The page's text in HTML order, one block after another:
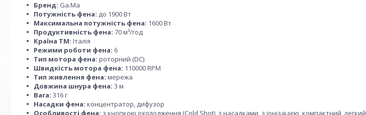
Бренд: Ga.Ma
Потужність фена: до 1900 Вт
Максимальна потужність фена: 1600 Вт
Продуктивність фена: 70 м³/год
Країна ТМ: Італія
Режими роботи фена: 6
Тип мотора фена: роторний (DC)
Швидкість мотора фена: 110000 RPM
Тип живлення фена: мережа
Довжина шнура фена: 3 м
Вага: 316 г
Насадки фена: концентратор, дифузор
Особливості фена: з кнопкою охолодження (Cold Shot), з насадками, з іонізацією, компактний, легкий